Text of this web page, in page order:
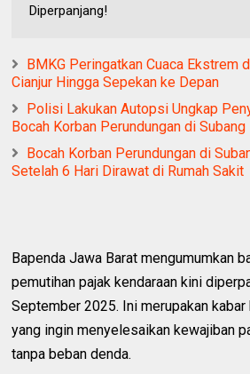
Diperpanjang!
BMKG Peringatkan Cuaca Ekstrem
Cianjur Hingga Sepekan ke Depan
Polisi Lakukan Autopsi Ungkap
Bocah Korban Perundungan di Subang
Bocah Korban Perundungan di
Setelah 6 Hari Dirawat di Rumah Sakit
Bapenda Jawa Barat mengumumkan
pemutihan pajak kendaraan kini
September 2025. Ini merupakan
yang ingin menyelesaikan kewajiban
tanpa beban denda.